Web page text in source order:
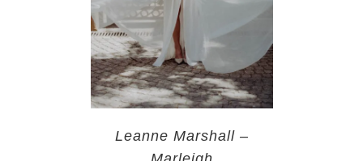
Leanne Marshall –